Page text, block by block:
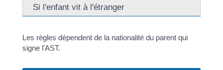
Si l'enfant vit à l'étranger
Les règles dépendent de la nationalité du parent qui
signe l'AST.